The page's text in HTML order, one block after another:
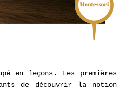
en leçons. Les premières
de découvrir la notion